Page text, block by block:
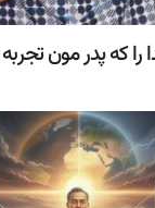
که پدر مون